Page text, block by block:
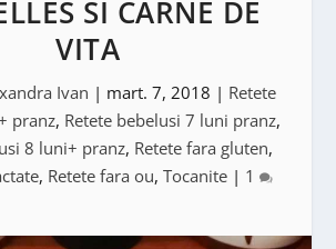
SI CARNE DE
VITA
Ivan | mart. 7, 2018 | Retete
pranz, Retete bebelusi 7 luni pranz,
8 luni+ pranz, Retete fara gluten,
, Retete fara ou, Tocanite | 1